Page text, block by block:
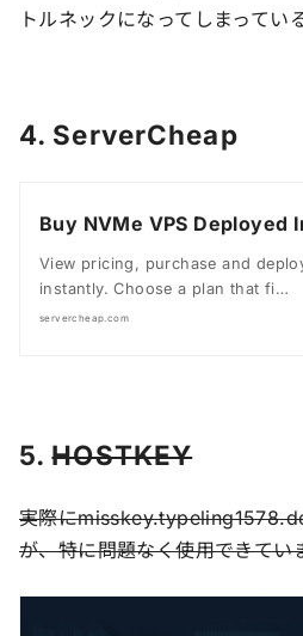
トルネックになってしまってい
4. ServerCheap
Buy NVMe VPS Deployed
View pricing, purchase and
instantly. Choose a plan that fi…
servercheap.com
5.HOSTKEY
実際に
が、特に問題なく使用できてい